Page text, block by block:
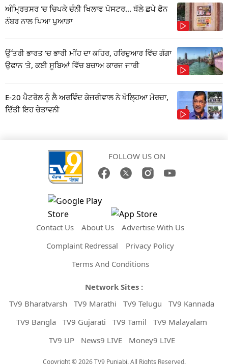
ਅੰਮ੍ਰਿਤਸਰ 'ਚ ਚਿਪਕੇ ਚੰਨੀ ਖਿਲਾਫ ਪੋਸਟਰ... ਥੱਲੇ ਛਪੇ ਫੋਨ
ਨੰਬਰ ਨਾਲ ਪਿਆ ਪੁਆੜਾ
ਉੱਤਰੀ ਭਾਰਤ 'ਚ ਭਾਰੀ ਮੀਂਹ ਦਾ ਕਹਿਰ, ਹਰਿਦੁਆਰ ਵਿੱਚ ਗੰਗਾ
ਉਫਾਨ 'ਤੇ, ਕਈ ਸੂਬਿਆਂ ਵਿੱਚ ਬਚਾਅ ਕਾਰਜ ਜਾਰੀ
E-20 ਪੈਟਰੋਲ ਨੂੰ ਲੈ ਅਰਵਿੰਦ ਕੇਜਰੀਵਾਲ ਨੇ ਖੋਲ੍ਹਿਆ ਮੋਰਚਾ,
ਦਿੱਤੀ ਇਹ ਚੇਤਾਵਨੀ
FOLLOW US ON
Contact Us About Us
Advertise With Us
Complaint Redressal
Privacy Policy
Terms And Conditions
Network Sites :
TV9 Bharatvarsh
TV9 Marathi TV9 Telugu
TV9 Kannada
TV9 Bangla
TV9 Gujarati TV9 Tamil
TV9 Malayalam
TV9 UP
News9 LIVE Money9 LIVE
Copyright © 2026 TV9 Punjabi. All Rights Reserved.